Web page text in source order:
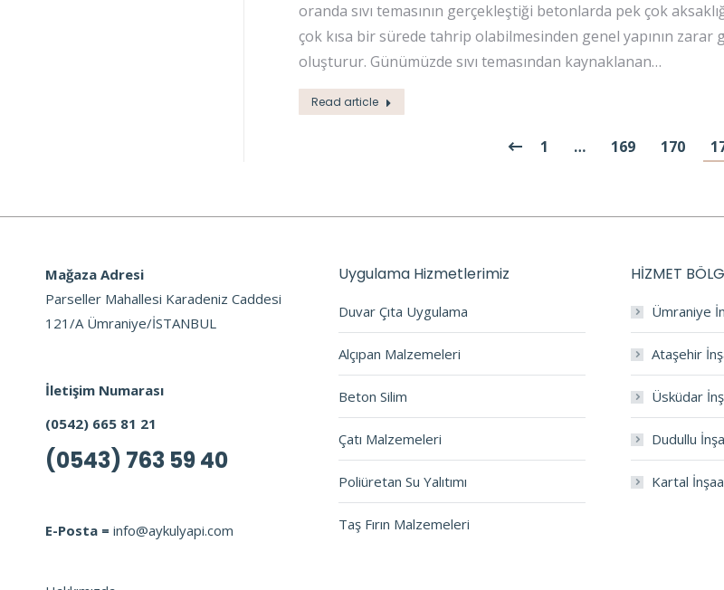
oranda sıvı temasının gerçekleştiği betonlarda pek çok
çok kısa bir sürede tahrip olabilmesinden genel yapının
oluşturur. Günümüzde sıvı temasından kaynaklanan…
Read article
1 … 169 170
Mağaza Adresi
Parseller Mahallesi Karadeniz Caddesi
121/A Ümraniye/İSTANBUL
İletişim Numarası
(0542) 665 81 21
(0543) 763 59 40
E-Posta = info@aykulyapi.com
Uygulama Hizmetlerimiz
Duvar Çıta Uygulama
Alçıpan Malzemeleri
Beton Silim
Çatı Malzemeleri
Poliüretan Su Yalıtımı
Taş Fırın Malzemeleri
HİZMET
Ümraniye
Ataşehir
Üsküdar
Dudullu
Kartal